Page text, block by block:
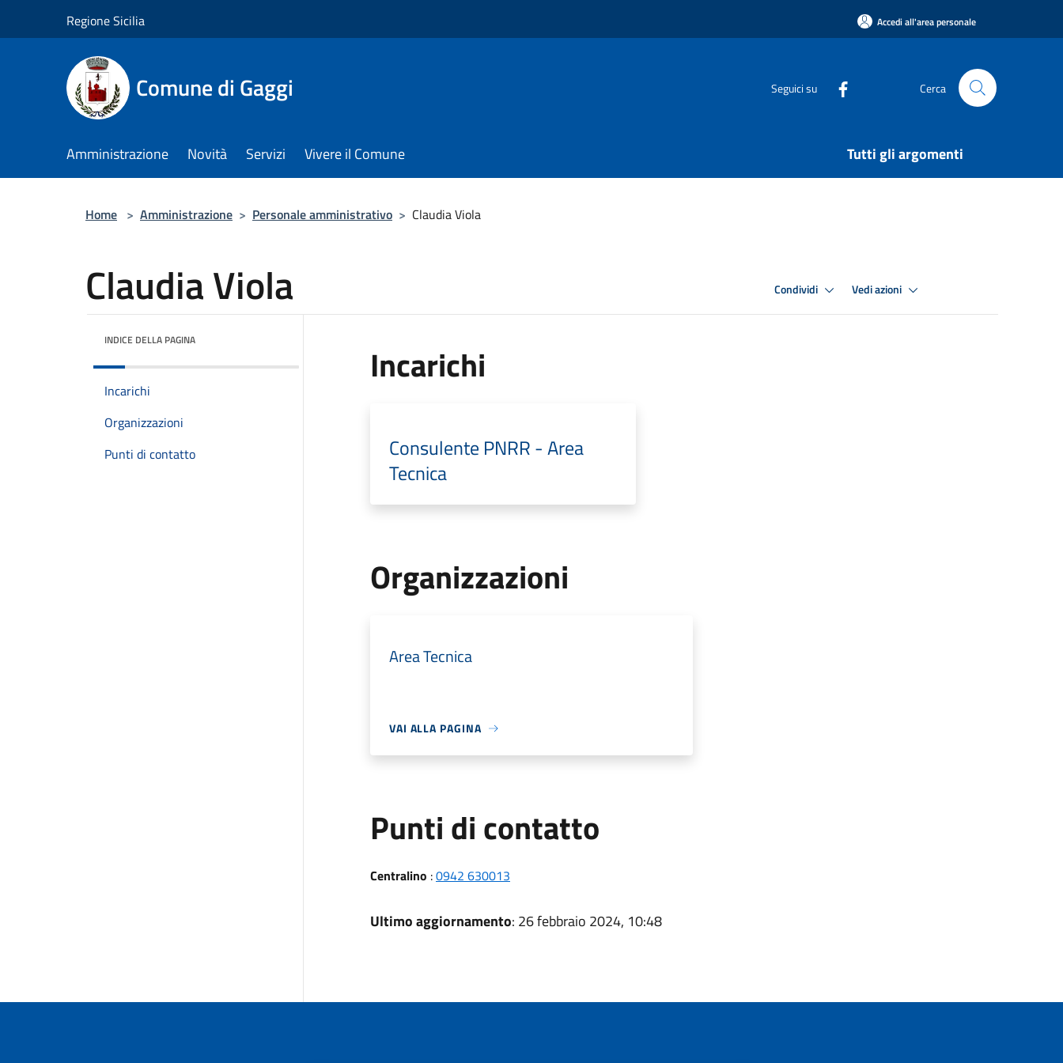
Regione Sicilia Accedi all'area personale
Comune di Gaggi Seguici su Cerca
Amministrazione Novità Servizi Vivere il Comune Tutti gli argomenti
Home > Amministrazione > Personale amministrativo > Claudia Viola
Claudia Viola Condividi Vedi azioni
INDICE DELLA PAGINA
Incarichi
Organizzazioni
Punti di contatto
Incarichi
Consulente PNRR - Area
Tecnica
Organizzazioni
Area Tecnica
VAI ALLA PAGINA
Punti di contatto
Centralino :0942 630013
Ultimo aggiornamento: 26 febbraio 2024, 10:48